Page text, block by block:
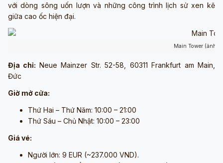
với dòng sông uốn lượn và những công trình lịch sử xen kẽ
giữa cao ốc hiện đại.
Main Tower (ảnh
Địa chỉ: Neue Mainzer Str. 52-58, 60311 Frankfurt am Main,
Đức
Giờ mở cửa:
Thứ Hai – Thứ Năm: 10:00 – 21:00
Thứ Sáu – Chủ Nhật: 10:00 – 23:00
Giá vé:
Người lớn: 9 EUR (~237.000 VND).